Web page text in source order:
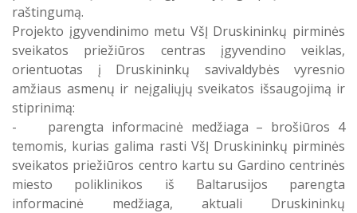
Pirminės asmens sveikatos priežiūros kokybės ir
prieinamumo gerinimas Druskininkų savivaldybėje
Ambulatorinių sveikatos priežiūros paslaugų
tuberkulioze sergantiems asmenims prieinamumo
gerinimas Druskininkų savivaldybėje
Įgyvendintas projektas "Elektromobilių įsigijimo
juridiniams asmenims skatinimas"
raštingumą.
Projekto įgyvendinimo metu VšĮ Druskininkų pirminės
sveikatos priežiūros centras įgyvendino veiklas,
orientuotas į Druskininkų savivaldybės vyresnio
amžiaus asmenų ir neįgaliųjų sveikatos išsaugojimą ir
stiprinimą:
- parengta informacinė medžiaga – brošiūros 4
temomis, kurias galima rasti VšĮ Druskininkų pirminės
sveikatos priežiūros centro kartu su Gardino centrinės
miesto poliklinikos iš Baltarusijos parengta
informacinė medžiaga, aktuali Druskininkų